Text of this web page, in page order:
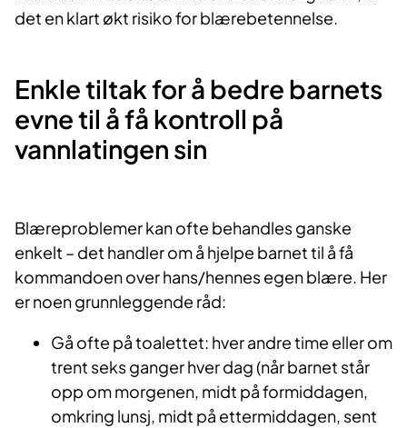
det en klart økt risiko for blærebetennelse.
Enkle tiltak for å bedre barnets
evne til å få kontroll på
vannlatingen sin
Blæreproblemer kan ofte behandles ganske
enkelt – det handler om å hjelpe barnet til å få
kommandoen over hans/hennes egen blære. Her
er noen grunnleggende råd:
Gå ofte på toalettet: hver andre time eller om​
trent seks ganger hver dag (når barnet står
opp om morgenen, midt på formiddagen,
omkring lunsj, midt på ettermiddagen, sent